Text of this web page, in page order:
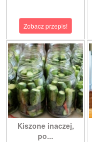
Zobacz przepis!
Kiszone inaczej,
po...